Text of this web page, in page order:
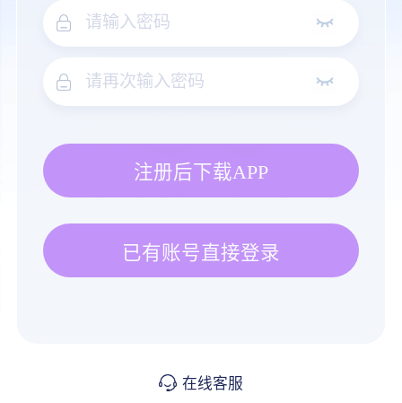
注册后下载APP
已有账号直接登录
在线客服